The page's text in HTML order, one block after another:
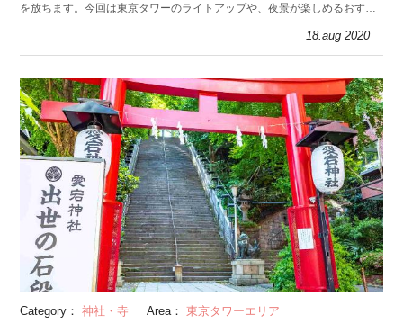
を放ちます。今回は東京タワーのライトアップや、夜景が楽しめるおすす
18.aug 2020
Category： 神社・寺 Area： 東京タワーエリア